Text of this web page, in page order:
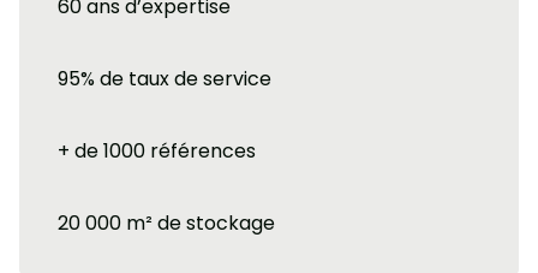
60 ans d’expertise
95% de taux de service
+ de 1000 références
20 000 m² de stockage